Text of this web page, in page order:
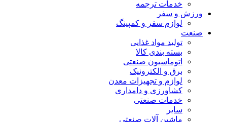
خدمات ترجمه
ورزش و سفر
لوازم سفر و کمپینگ
صنعت
تولید مواد غذایی
بسته بندی کالا
اتوماسیون صنعتی
برق و الکترونیک
لوازم و تجهیزات معدن
کشاورزی و دامداری
خدمات صنعتی
سایر
ماشین آلات صنعتی